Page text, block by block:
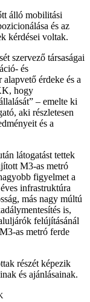
álló mobilitási
és az
kérdései voltak.
szervező társaságai
és
alapvető érdeke és a
hogy
– emelte ki
aki részletesen
és a
látogatást tettek
M3-as metró
figyelmet a
infrastruktúra
más nagy múltú
is,
felújításánál
as metró ferde
részét képezik
és ajánlásainak.